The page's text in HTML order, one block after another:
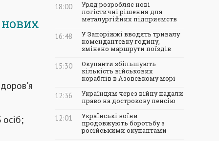
нових
18:00
Уряд розробляє нові
логістичні рішення для
металургійних підприємств
16:48
У Запоріжжі вводять тривалу
комендантську годину,
змінено маршрути поїздів
15:30
Окупанти збільшують
кількість військових
кораблів в Азовському морі
12:36
Українцям через війну надали
право на дострокову пенсію
12:01
Українські воїни
продовжують боротьбу з
російськими окупантами